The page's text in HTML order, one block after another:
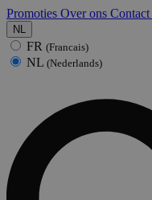
Promoties Over ons Contact
NL
FR (Francais)
NL (Nederlands)